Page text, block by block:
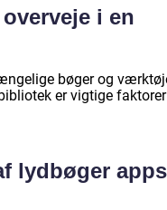
i en
bøger og
er vigtige
lydbøger apps